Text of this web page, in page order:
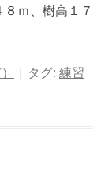
ｍ、樹高１７
| タグ: 練習